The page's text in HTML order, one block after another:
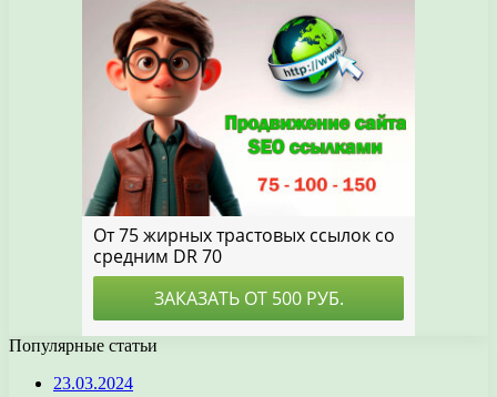
Популярные статьи
23.03.2024